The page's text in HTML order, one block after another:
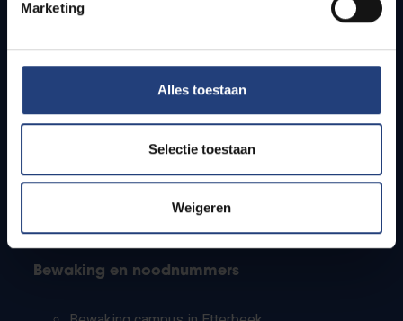
Marketing
Alles toestaan
Selectie toestaan
Weigeren
Studenten
PhD-studenten
Leerkrachten en secundaire scholen
Bewaking en noodnummers